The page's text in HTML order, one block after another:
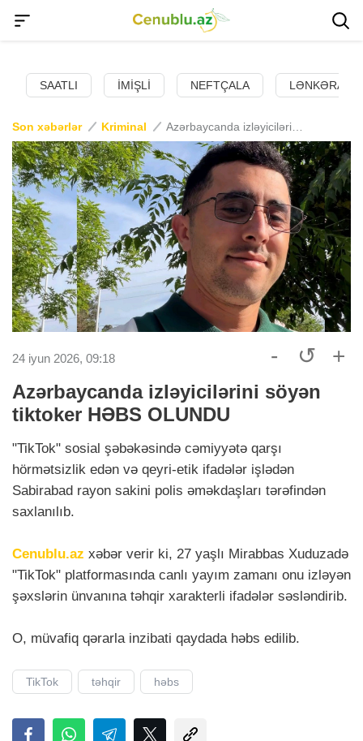
SAATLI İMIŞLI NEFTÇALA LƏNKƏRAN
Son xəbərlər Kriminal
24 iyun 2026, 09:18 - ↺ +
Azərbaycanda izləyicilərini söyən
tiktoker HƏBS OLUNDU
"TikTok" sosial şəbəkəsində cəmiyyətə qarşı
hörmətsizlik edən və qeyri-etik ifadələr işlədən
Sabirabad rayon sakini polis əməkdaşları tərəfindən
saxlanılıb.
Cenublu.az xəbər verir ki, 27 yaşlı Mirabbas Xuduzadə
"TikTok" platformasında canlı yayım zamanı onu izləyən
şəxslərin ünvanına təhqir xarakterli ifadələr səsləndirib.
O, müvafiq qərarla inzibati qaydada həbs edilib.
TikTok təhqir həbs